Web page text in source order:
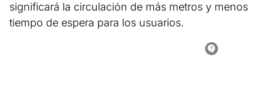
significará la circulación de más metros y menos
tiempo de espera para los usuarios.